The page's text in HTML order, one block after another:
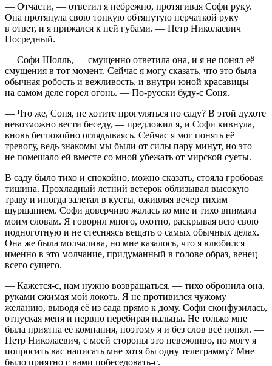
— Отчасти, — ответил я небрежно, протягивая Софи руку.
Она протянула свою тонкую обтянутую перчаткой руку
в ответ, и я прижался к ней губами. — Петр Николаевич
Посредный.
— Софи Шолль, — смущенно ответила она, и я не понял её
смущения в тот момент. Сейчас я могу сказать, что это была
обычная робость и вежливость, и внутри юной красавицы
на самом деле горел огонь. — По-русски буду-с Соня.
— Что же, Соня, не хотите прогуляться по саду? В этой духоте
невозможно вести беседу, — предложил я, и Софи кивнула,
вновь беспокойно оглядываясь. Сейчас я мог понять её
тревогу, ведь знакомы мы были от силы пару минут, но это
не помешало ей вместе со мной убежать от мирской суеты.
В саду было тихо и спокойно, можно сказать, стояла гробовая
тишина. Прохладный летний ветерок облизывал высокую
траву и иногда залетал в кусты, оживляя вечер тихим
шуршанием. Софи доверчиво жалась ко мне и тихо внимала
моим словам. Я говорил много, охотно, раскрывая всю свою
подноготную и не стесняясь вещать о самых обычных делах.
Она же была молчалива, но мне казалось, что я влюбился
именно в это молчание, придуманный в голове образ, венец
всего сущего.
— Кажется-с, нам нужно возвращаться, — тихо обронила она,
руками сжимая мой локоть. Я не противился чужому
желанию, выводя её из сада прямо к дому. Софи сконфузилась,
отпуская меня и нервно перебирая пальцы. Не только мне
была приятна её компания, поэтому я и без слов всё понял. —
Петр Николаевич, с моей стороны это невежливо, но могу я
попросить вас написать мне хотя бы одну телеграмму? Мне
было приятно с вами побеседовать-с.